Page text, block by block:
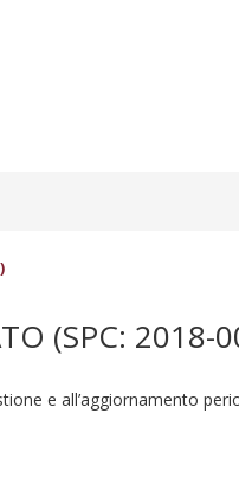
(SPC: 2018-
e all’aggiornamento